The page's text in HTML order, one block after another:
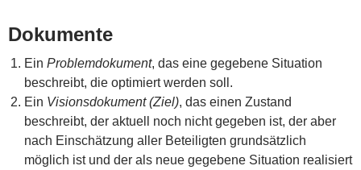
Dokumente
Ein Problemdokument, das eine gegebene Situation
beschreibt, die optimiert werden soll.
Ein Visionsdokument (Ziel), das einen Zustand
beschreibt, der aktuell noch nicht gegeben ist, der aber
nach Einschätzung aller Beteiligten grundsätzlich
möglich ist und der als neue gegebene Situation realisiert